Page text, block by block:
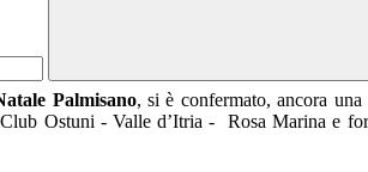
Palmisano, si è confermato, ancora una
Ostuni - Valle d’Itria -
Rosa Marina e